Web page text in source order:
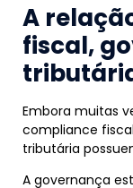
A
fiscal,
Embora muitas
compliance
tributária
A governança